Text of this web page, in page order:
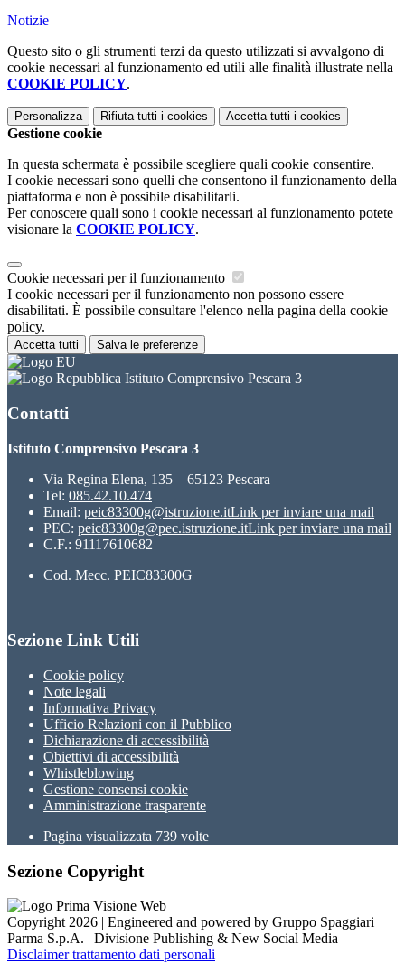
Notizie
Questo sito o gli strumenti terzi da questo utilizzati si avvalgono di
cookie necessari al funzionamento ed utili alle finalità illustrate nella
COOKIE POLICY.
Personalizza Rifiuta tutti i cookies Accetta tutti i cookies
Gestione cookie
In questa schermata è possibile scegliere quali cookie consentire.
I cookie necessari sono quelli che consentono il funzionamento della
piattaforma e non è possibile disabilitarli.
Per conoscere quali sono i cookie necessari al funzionamento potete
visionare la COOKIE POLICY.
Cookie necessari per il funzionamento
I cookie necessari per il funzionamento non possono essere
disabilitati. È possibile consultare l'elenco nella pagina della cookie
policy.
Accetta tutti Salva le preferenze
Istituto Comprensivo Pescara 3
Contatti
Istituto Comprensivo Pescara 3
Via Regina Elena, 135 – 65123 Pescara
Tel: 085.42.10.474
Email: peic83300g@istruzione.itLink per inviare una mail
PEC: peic83300g@pec.istruzione.itLink per inviare una mail
C.F.: 91117610682
Cod. Mecc. PEIC83300G
Sezione Link Utili
Cookie policy
Note legali
Informativa Privacy
Ufficio Relazioni con il Pubblico
Dichiarazione di accessibilità
Obiettivi di accessibilità
Whistleblowing
Gestione consensi cookie
Amministrazione trasparente
Pagina visualizzata 739 volte
Sezione Copyright
Copyright 2026 | Engineered and powered by Gruppo Spaggiari
Parma S.p.A. | Divisione Publishing & New Social Media
Disclaimer trattamento dati personali